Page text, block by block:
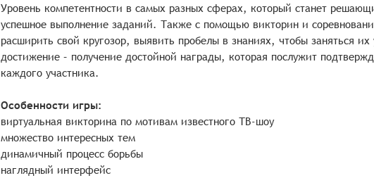
Уровень компетентности в самых разных сферах, который станет
успешное выполнение заданий. Также с помощью викторин и
расширить свой кругозор, выявить пробелы в знаниях, чтобы заняться
достижение – получение достойной награды, которая послужит
каждого участника.
Особенности игры:
виртуальная викторина по мотивам известного ТВ-шоу
множество интересных тем
динамичный процесс борьбы
наглядный интерфейс